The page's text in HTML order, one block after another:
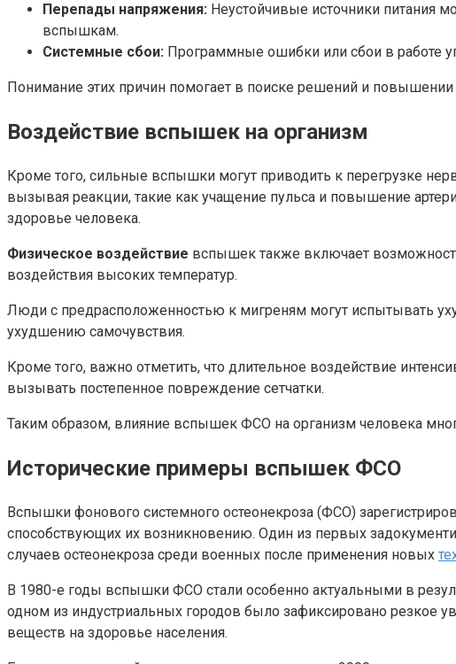
Перепады напряжения: Неустойчивые источники питания
вспышкам.
Системные сбои: Программные ошибки или сбои в работе
Понимание этих причин помогает в поиске решений и
Воздействие вспышек на организм
Кроме того, сильные вспышки могут приводить к перегрузке
вызывая реакции, такие как учащение пульса и повышение
здоровье человека.
Физическое воздействие вспышек также включает
воздействия высоких температур.
Люди с предрасположенностью к мигреням могут испытывать
ухудшению самочувствия.
Кроме того, важно отметить, что длительное воздействие
вызывать постепенное повреждение сетчатки.
Таким образом, влияние вспышек ФСО на организм человека
Исторические примеры вспышек ФСО
Вспышки фонового системного остеонекроза (ФСО)
способствующих их возникновению. Один из первых
случаев остеонекроза среди военных после применения новых
В 1980-е годы вспышки ФСО стали особенно актуальными в
одном из индустриальных городов было зафиксировано резкое
веществ на здоровье населения.